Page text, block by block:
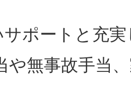
サポートと充実
や無事故手当